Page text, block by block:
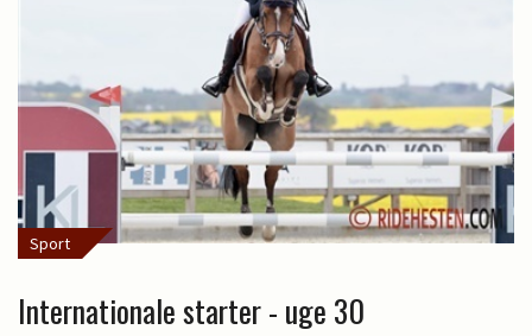
Sport
Internationale starter - uge 30